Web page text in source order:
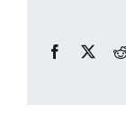
Facebook
X